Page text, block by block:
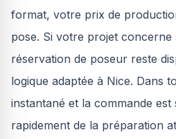
format, votre prix de
pose. Si votre projet
réservation de poseur reste
logique adaptée à Nice. Dans
instantané et la commande
rapidement de la préparation